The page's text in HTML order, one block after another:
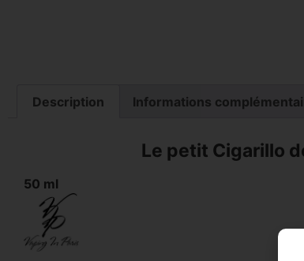
Description Informations
Le petit Cigarillo
50 ml